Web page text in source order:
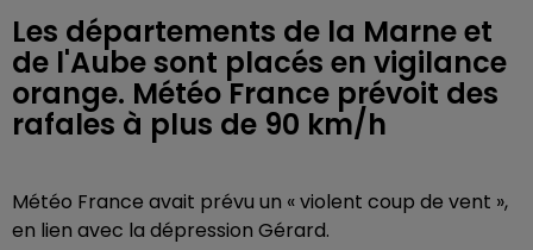
Les départements de la Marne et
de l'Aube sont placés en vigilance
orange. Météo France prévoit des
rafales à plus de 90 km/h
Météo France avait prévu un « violent coup de vent »,
en lien avec la dépression Gérard.